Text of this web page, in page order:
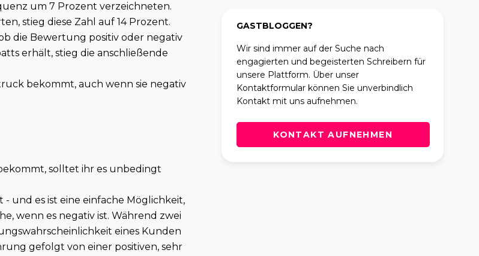
um 7 Prozent verzeichneten.
stieg diese Zahl auf 14 Prozent.
die Bewertung positiv oder negativ
erhält, stieg die anschließende
bekommt, auch wenn sie negativ
solltet ihr es unbedingt
- und es ist eine einfache Möglichkeit,
wenn es negativ ist. Während zwei
eines Kunden
gefolgt von einer positiven, sehr
GASTBLOGGEN?
Wir sind immer auf der Suche nach
engagierten und begeisterten Schreibern für
unsere Plattform. Über unser
Kontaktformular können Sie unverbindlich
Kontakt mit uns aufnehmen.
KONTAKT AUFNEHMEN